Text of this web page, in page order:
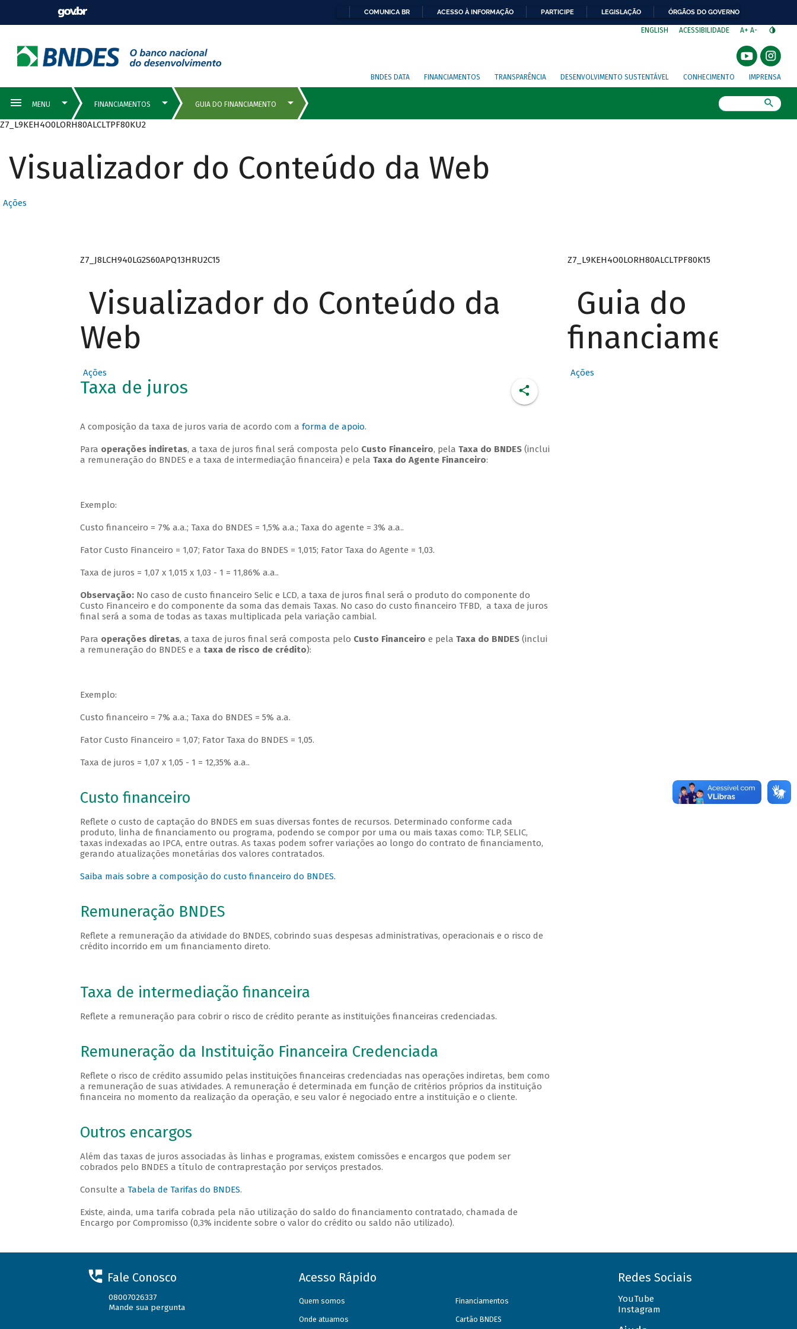
COMUNICA BR ACESSO À INFORMAÇÃO PARTICIPE LEGISLAÇÃO ÓRGÃOS DO GOVERNO
ENGLISH ACESSIBILIDADE A+ A-
BNDES DATA FINANCIAMENTOS TRANSPARÊNCIA DESENVOLVIMENTO SUSTENTÁVEL CONHECIMENTO IMPRENSA
Z7_L9KEH4O0LORH80ALCLTPF80KU2
Visualizador do Conteúdo da Web
Ações
Z7_J8LCH940LG2S60APQ13HRU2C15
Visualizador do Conteúdo da
Web
Ações
Taxa de juros
A composição da taxa de juros varia de acordo com a forma de apoio.
Para operações indiretas, a taxa de juros final será composta pelo Custo Financeiro, pela Taxa do BNDES(inclui
a remuneração do BNDES e a taxa de intermediação financeira) e pela Taxa do Agente Financeiro:
Exemplo:
Custo financeiro = 7% a.a.; Taxa do BNDES = 1,5% a.a.; Taxa do agente = 3% a.a..
Fator Custo Financeiro = 1,07; Fator Taxa do BNDES = 1,015; Fator Taxa do Agente = 1,03.
Taxa de juros = 1,07 x 1,015 x 1,03 - 1 = 11,86% a.a..
Observação:No caso de custo financeiro Selic e LCD, a taxa de juros final será o produto do componente do
Custo Financeiro e do componente da soma das demais Taxas. No caso do custo financeiro TFBD, a taxa de juros
final será a soma de todas as taxas multiplicada pela variação cambial.
Para operações diretas, a taxa de juros final será composta pelo Custo Financeiro e pela Taxa do BNDES(inclui
a remuneração do BNDES e a taxa de risco de crédito):
Exemplo:
Custo financeiro = 7% a.a.; Taxa do BNDES = 5% a.a.
Fator Custo Financeiro = 1,07; Fator Taxa do BNDES = 1,05.
Taxa de juros = 1,07 x 1,05 - 1 = 12,35% a.a..
Custo financeiro
Reflete o custo de captação do BNDES em suas diversas fontes de recursos. Determinado conforme cada
produto, linha de financiamento ou programa, podendo se compor por uma ou mais taxas como: TLP, SELIC,
taxas indexadas ao IPCA, entre outras. As taxas podem sofrer variações ao longo do contrato de financiamento,
gerando atualizações monetárias dos valores contratados.
Saiba mais sobre a composição do custo financeiro do BNDES.
Remuneração BNDES
Reflete a remuneração da atividade do BNDES, cobrindo suas despesas administrativas, operacionais e o risco de
crédito incorrido em um financiamento direto.
Taxa de intermediação financeira
Reflete a remuneração para cobrir o risco de crédito perante as instituições financeiras credenciadas.
Remuneração da Instituição Financeira Credenciada
Reflete o risco de crédito assumido pelas instituições financeiras credenciadas nas operações indiretas, bem como
a remuneração de suas atividades. A remuneração é determinada em função de critérios próprios da instituição
financeira no momento da realização da operação, e seu valor é negociado entre a instituição e o cliente.
Outros encargos
Além das taxas de juros associadas às linhas e programas, existem comissões e encargos que podem ser
cobrados pelo BNDES a título de contraprestação por serviços prestados.
Consulte a Tabela de Tarifas do BNDES.
Existe, ainda, uma tarifa cobrada pela não utilização do saldo do financiamento contratado, chamada de
Encargo por Compromisso (0,3% incidente sobre o valor do crédito ou saldo não utilizado).
Z7_L9KEH4O0LORH80ALCLTPF80K15
Guia do
financiamento
Ações
Fale Conosco
08007026337
Mande sua pergunta
Acesso Rápido
Quem somos
Onde atuamos
Financiamentos
Cartão BNDES
Redes Sociais
YouTube
Instagram